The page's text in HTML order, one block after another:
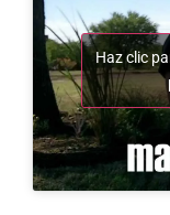
Haz clic